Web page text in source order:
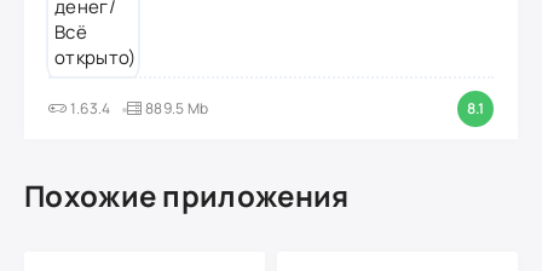
1.63.4 889.5 Mb 8.1
Похожие приложения